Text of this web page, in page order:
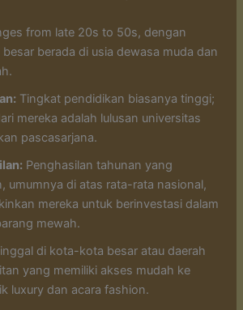
from late 20s to 50s, dengan
besar berada di usia dewasa muda dan
Tingkat pendidikan biasanya tinggi;
mereka adalah lulusan universitas
pascasarjana.
Penghasilan tahunan yang
umumnya di atas rata-rata nasional,
mereka untuk berinvestasi dalam
mewah.
di kota-kota besar atau daerah
yang memiliki akses mudah ke
luxury dan acara fashion.